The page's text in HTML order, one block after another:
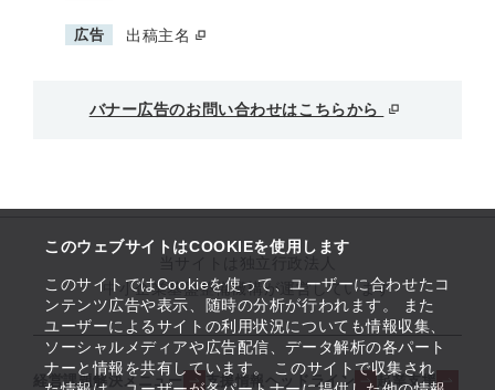
このウェブサイトはCOOKIEを使用します
このサイトではCookieを使って、ユーザーに合わせたコ
ンテンツ広告や表示、随時の分析が行われます。 また
ユーザーによるサイトの利用状況についても情報収集、
ソーシャルメディアや広告配信、データ解析の各パート
ナーと情報を共有しています。 このサイトで収集され
広告 出稿主名
バナー広告のお問い合わせはこちらから
中小企業基盤整備機構が運営しています
経営課題解決メニュー 支援情報ヘッドライン
起業支援